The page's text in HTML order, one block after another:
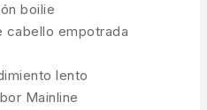
boilie
cabello empotrada
lento
Mainline